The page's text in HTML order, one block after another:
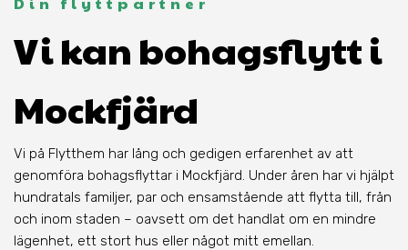
Vi kan bohagsflytt i
Mockfjärd
Vi på Flytthem har lång och gedigen erfarenhet av att
genomföra bohagsflyttar i Mockfjärd. Under åren har vi hjälpt
hundratals familjer, par och ensamstående att flytta till, från
och inom staden – oavsett om det handlat om en mindre
lägenhet, ett stort hus eller något mitt emellan.